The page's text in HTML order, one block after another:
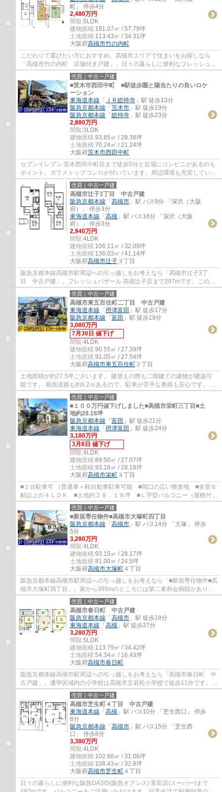
町」 停歩4分
2,480万円
間取:5LDK
建物面積:191.07㎡ / 57.79坪
土地面積:113.43㎡ / 34.31坪
大阪府高槻市竹の内町
こだわりで選びたい方におすすめ。高槻市エリアで住まいをお探しなら
「高槻市竹の内町 店舗付き戸建」。日々の暮らしに便利なフレッシュバ
ザール 高槻辻子店(スーパー)まで411mです。...
売買｜中古一戸建
■茨木市西田中町 ■駅徒歩圏と陽当たりの良いロケ
ーション
東海道本線 「 ＪＲ総持寺 」駅 徒歩13分
阪急京都本線 「 茨木市 」駅 徒歩19分
阪急京都本線 「 総持寺 」駅 徒歩23分
2,880万円
間取:3LDK
建物面積:93.85㎡ / 28.38坪
土地面積:70.24㎡ / 21.24坪
大阪府茨木市西田中町
セブンイレブン 茨木西田中町店まで徒歩5分と近場にコンビニがあるのも
ポイント。ガラストップコンロが付いています。周辺環境も充実している
中古の戸建て物件です。徒歩13分で駅への...
売買｜中古一戸建
高槻市辻子3丁目 中古戸建
阪急京都本線 「 高槻市 」駅 バス9分 「深沢（大阪
府）」 停歩3分
東海道本線 「 高槻 」駅 バス16分 「深沢（大阪
府）」 停歩3分
2,940万円
間取:4LDK
建物面積:106.11㎡ / 32.09坪
土地面積:136.03㎡ / 41.14坪
大阪府高槻市辻子 ３丁目
阪急京都本線高槻市駅周辺への引っ越しをお考えなら「高槻市辻子3丁
目 中古戸建」。フレッシュバザール 高槻辻子店まで297mです。この物
件はトイレが2ヶ所にあります。駐車が2台も可...
売買｜中古一戸建
高槻市東五百住町二丁目 中古戸建
東海道本線 「 摂津富田 」駅 徒歩17分
阪急京都本線 「 富田 」駅 徒歩19分
3,080万円
7月30日 値下げ
間取:4LDK
建物面積:90.55㎡ / 27.39坪
土地面積:91.05㎡ / 27.54坪
大阪府高槻市東五百住町 ２丁目
土地面積が約27.5坪ございます。 建替えの際も二階建ての建物が建築可
能です。 前面道路も約6.2ｍあるので、駐車が苦手な奥様も安心です。 室
内も丁寧にお使いです。
売買｜中古一戸建
■１００万円値下げしました■高槻市栄町三丁目■土
地約28.18坪
阪急京都本線 「 富田 」駅 徒歩21分
東海道本線 「 摂津富田 」駅 徒歩24分
3,180万円
3月8日 値下げ
間取:4LDK
建物面積:89.50㎡ / 27.07坪
土地面積:93.16㎡ / 28.18坪
大阪府高槻市栄町 ３丁目
■２台駐車可 （普通車＋軽自動車駐車可能 ■間口の広い整形地 ■全室６
帖以上の４ＬＤＫ ■土地約２８．１８坪 ■Ｌ字型バルコニー（屋根付
き）で雨の日のお洗濯も安心 センチュリー21...
売買｜中古一戸建
■新規専任物件■高槻市大塚町四丁目
阪急京都本線 「 高槻市 」駅 バス14分 「大塚」 停歩
5分
3,280万円
間取:4LDK
建物面積:93.15㎡ / 28.17坪
土地面積:81.00㎡ / 24.5坪
大阪府高槻市大塚町 ４丁目
阪急京都本線高槻市駅周辺への引っ越しをお考えなら「■新規専任物件■高
槻市大塚町四丁目」。家から399mのところには第二東和会病院がありま
す。こちらは中古一戸建ての物件です。浄水...
売買｜中古一戸建
高槻市春日町 中古戸建
阪急京都本線 「 高槻市 」駅 徒歩18分
東海道本線 「 高槻 」駅 徒歩27分
3,280万円
間取:5LDK
建物面積:113.79㎡ / 34.42坪
土地面積:54.34㎡ / 16.43坪
大阪府高槻市春日町
阪急京都本線高槻市駅周辺への引っ越しをお考えなら「高槻市春日町 中
古戸建」。通学区域内の小学校は高槻市立若松小学校で徒歩11分です。平
坦地の物件なら、坂道もなく移動も快適に...
売買｜中古一戸建
高槻市芝生町４丁目 中古戸建
東海道本線 「 高槻 」駅 バス10分 「芝生西口」 停歩
8分
阪急京都本線 「 高槻市 」駅 バス15分 「芝生西
口」 停歩8分
3,380万円
間取:4LDK
建物面積:102.68㎡ / 31.06坪
土地面積:108.43㎡ / 32.8坪
大阪府高槻市芝生町 ４丁目
日々の暮らしに便利な阪急OASIS(阪急オアシス) 富田店(スーパー)まで